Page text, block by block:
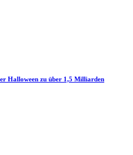
Halloween zu über 1,5 Milliarden